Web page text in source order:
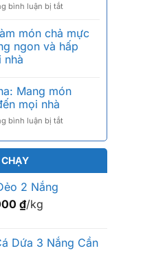
chọn
nhiêu
Bảng
giá
2026
bình luận bị tắtở
Cá
Sặc
Bổi
Phân
Bổi,
Rằn,
món chả mực
ngon và hấp
nhà
Mang món
mọi nhà
bình luận bị tắtở
Mang
2 Nắng
₫/kg
Dứa 3 Nắng Cần